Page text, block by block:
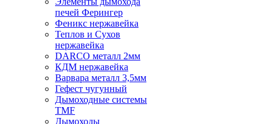
печей Ферингер
Феникс нержавейка
Теплов и Сухов
нержавейка
DARCO металл 2мм
КДМ нержавейка
Варвара металл 3,5мм
Гефест чугунный
Дымоходные системы
TMF
Дымоходы